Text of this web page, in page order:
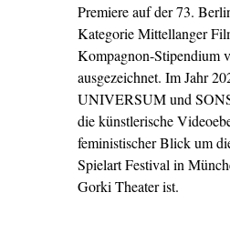
Premiere auf der 73.
Kategorie Mittellanger
Kompagnon-Stipendium
ausgezeichnet. Im Jahr
UNIVERSUM und
die künstlerische
feministischer Blick um
Spielart Festival in
Gorki Theater ist.